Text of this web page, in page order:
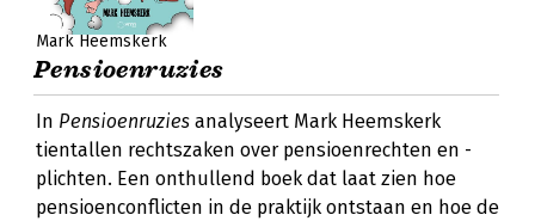
Mark Heemskerk
Pensioenruzies
In Pensioenruzies analyseert Mark Heemskerk
tientallen rechtszaken over pensioenrechten en -
plichten. Een onthullend boek dat laat zien hoe
pensioenconflicten in de praktijk ontstaan en hoe de